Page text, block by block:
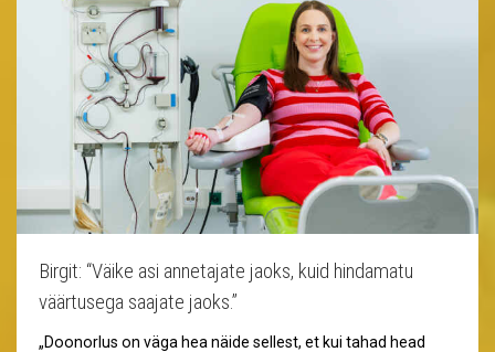
Birgit: “Väike asi annetajate jaoks, kuid hindamatu
väärtusega saajate jaoks.”
„Doonorlus on väga hea näide sellest, et kui tahad head